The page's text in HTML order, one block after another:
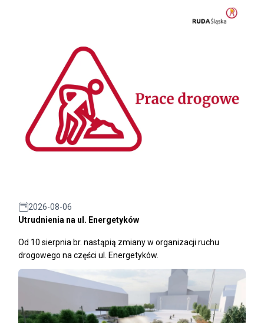
2026-08-06
Utrudnienia na ul. Energetyków
Od 10 sierpnia br. nastąpią zmiany w organizacji ruchu
drogowego na części ul. Energetyków.